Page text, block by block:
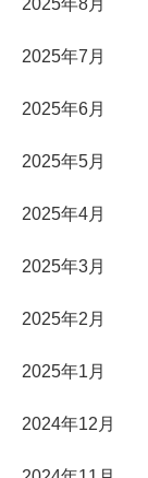
2025年7月
2025年6月
2025年5月
2025年4月
2025年3月
2025年2月
2025年1月
2024年12月